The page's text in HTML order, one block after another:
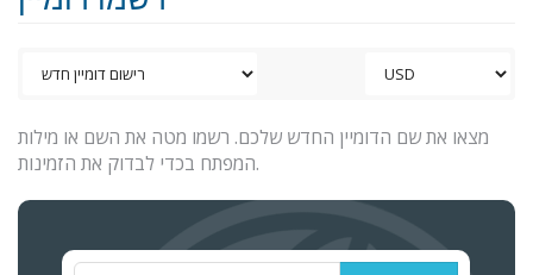
מצאו את שם הדומיין החדש שלכם. רשמו מטה את השם או מילות
המפתח בכדי לבדוק את הזמינות.